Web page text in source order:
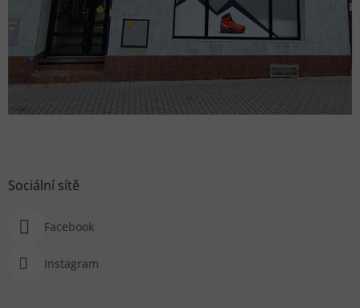
Sociální sítě
Facebook
Instagram